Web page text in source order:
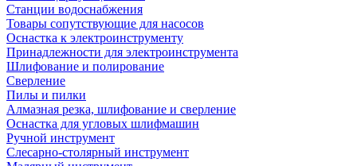
Станции водоснабжения
Товары сопутствующие для насосов
Оснастка к электроинструменту
Принадлежности для электроинструмента
Шлифование и полирование
Сверление
Пилы и пилки
Алмазная резка, шлифование и сверление
Оснастка для угловых шлифмашин
Ручной инструмент
Слесарно-столярный инструмент